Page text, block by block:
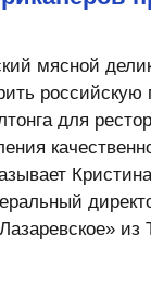
деликатес из Тулы
гастрономию. О
мясного
Кристина Романовская,
директор семейного
из Тульской
участвуете
что вас сюда